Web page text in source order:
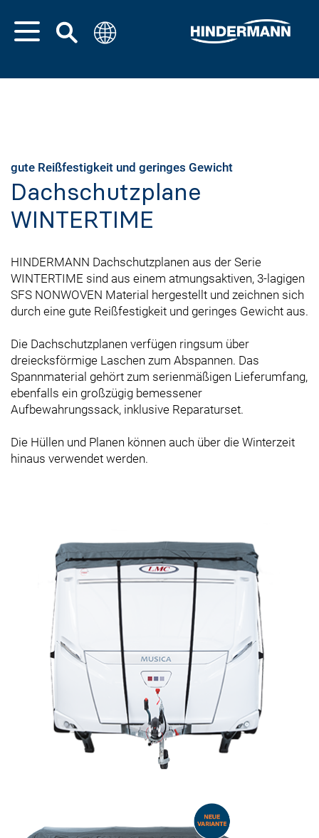
gute Reißfestigkeit und geringes Gewicht
Dachschutzplane
WINTERTIME
HINDERMANN Dachschutzplanen aus der Serie
WINTERTIME sind aus einem atmungsaktiven, 3-lagigen
SFS NONWOVEN Material hergestellt und zeichnen sich
durch eine gute Reißfestigkeit und geringes Gewicht aus.
Die Dachschutzplanen verfügen ringsum über
dreiecksförmige Laschen zum Abspannen. Das
Spannmaterial gehört zum serienmäßigen Lieferumfang,
ebenfalls ein großzügig bemessener
Aufbewahrungssack, inklusive Reparaturset.
Die Hüllen und Planen können auch über die Winterzeit
hinaus verwendet werden.